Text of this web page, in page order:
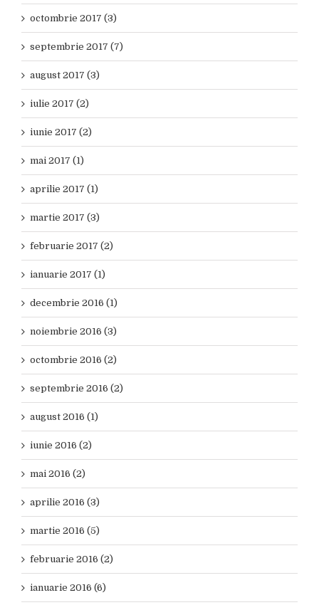
octombrie 2017 (3)
septembrie 2017 (7)
august 2017 (3)
iulie 2017 (2)
iunie 2017 (2)
mai 2017 (1)
aprilie 2017 (1)
martie 2017 (3)
februarie 2017 (2)
ianuarie 2017 (1)
decembrie 2016 (1)
noiembrie 2016 (3)
octombrie 2016 (2)
septembrie 2016 (2)
august 2016 (1)
iunie 2016 (2)
mai 2016 (2)
aprilie 2016 (3)
martie 2016 (5)
februarie 2016 (2)
ianuarie 2016 (6)